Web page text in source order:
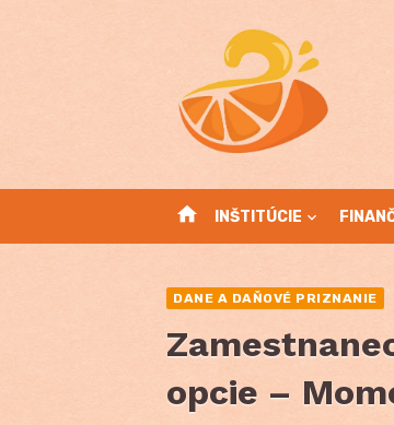
home INŠTITÚCIE
DANE A DAŇOVÉ PRIZNANIE
opcie –